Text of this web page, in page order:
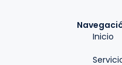
Inicio